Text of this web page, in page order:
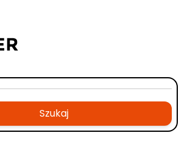
Szukaj